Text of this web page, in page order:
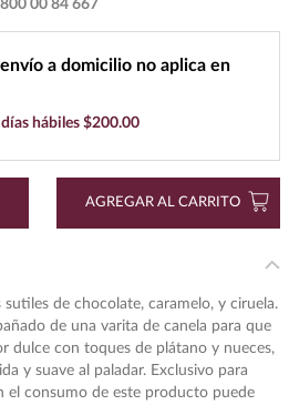
800 00 84 667
a domicilio no aplica en
hábiles $200.00
AGREGAR AL CARRITO
de chocolate, caramelo, y ciruela.
de una varita de canela para que
dulce con toques de plátano y nueces,
y suave al paladar. Exclusivo para
el consumo de este producto puede